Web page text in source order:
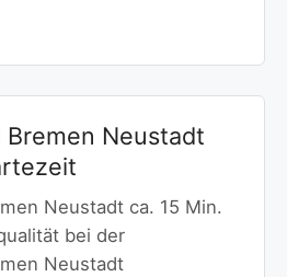
Bremen Neustadt
Neustadt ca. 15 Min.
bei der
Neustadt